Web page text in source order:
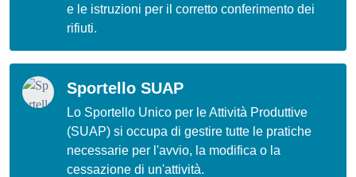
e le istruzioni per il corretto conferimento dei
rifiuti.
Sportello SUAP
Lo Sportello Unico per le Attività Produttive
(SUAP) si occupa di gestire tutte le pratiche
necessarie per l'avvio, la modifica o la
cessazione di un'attività.